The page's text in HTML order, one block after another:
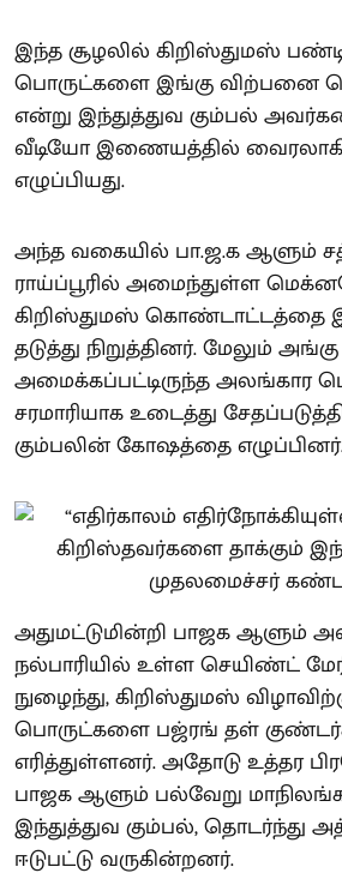
இந்த சூழலில் கிறிஸ்துமஸ்
பொருட்களை இங்கு விற்பனை
என்று இந்துத்துவ கும்பல்
வீடியோ இணையத்தில்
எழுப்பியது.
அந்த வகையில் பா.ஜ.க ஆளும்
ராய்ப்பூரில் அமைந்துள்ள
கிறிஸ்துமஸ் கொண்டாட்டத்தை
தடுத்து நிறுத்தினர். மேலும் அங்கு
அமைக்கப்பட்டிருந்த அலங்கார
சரமாரியாக உடைத்து
கும்பலின் கோஷத்தை
அதுமட்டுமின்றி பாஜக ஆளும்
நல்பாரியில் உள்ள செயிண்ட்
நுழைந்து, கிறிஸ்துமஸ்
பொருட்களை பஜ்ரங் தள்
எரித்துள்ளனர். அதோடு உத்தர
பாஜக ஆளும் பல்வேறு
இந்துத்துவ கும்பல், தொடர்ந்து
ஈடுபட்டு வருகின்றனர்.